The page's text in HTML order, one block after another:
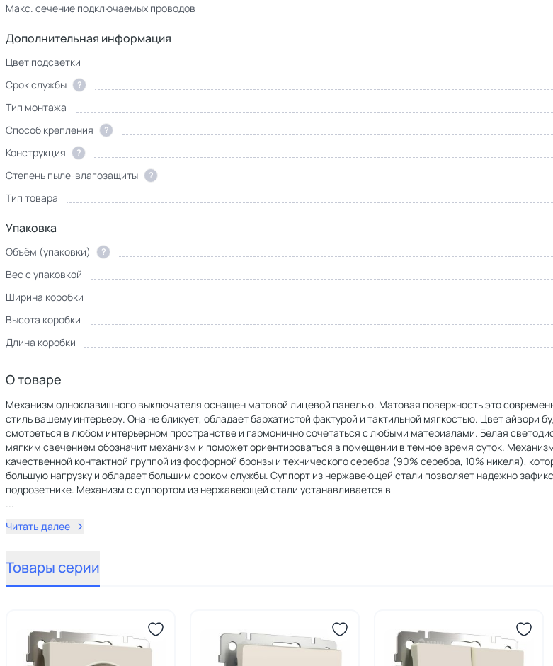
Макс. сечение подключаемых проводов
Дополнительная информация
Цвет подсветки
Срок службы
?
Тип монтажа
Способ крепления
?
Конструкция
?
Степень пыле-влагозащиты
?
Тип товара
Упаковка
Объём (упаковки) ?
Вес с упаковкой
Ширина коробки
Высота коробки
Длина коробки
О товаре
Механизм одноклавишного выключателя оснащен матовой лицевой панелью. Матовая поверхность это
стиль вашему интерьеру. Она не бликует, обладает бархатистой фактурой и тактильной мягкостью. Цвет айвори
смотреться в любом интерьерном пространстве и гармонично сочетаться с любыми материалами. Белая
мягким свечением обозначит механизм и поможет ориентироваться в помещении в темное время суток.
качественной контактной группой из фосфорной бронзы и технического серебра (90% серебра, 10% никеля),
большую нагрузку и обладает большим сроком службы. Суппорт из нержавеющей стали позволяет надежно
подрозетнике. Механизм с суппортом из нержавеющей стали устанавливается в
...
Читать далее
Товары серии